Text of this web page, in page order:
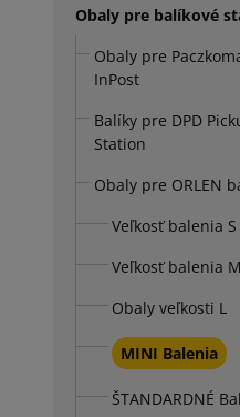
Obaly pre balíkové
Obaly pre
InPost
Balíky pre DPD
Station
Obaly pre ORLEN
Veľkosť balenia S
Veľkosť balenia M
Obaly veľkosti L
MINI Balenia
ŠTANDARDNÉ